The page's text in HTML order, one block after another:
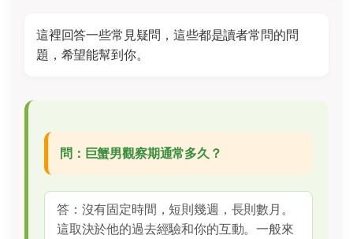
這裡回答一些常見疑問，這些都是讀者常問的問
題，希望能幫到你。
問：巨蟹男觀察期通常多久？
答：沒有固定時間，短則幾週，長則數月。
這取決於他的過去經驗和你的互動。一般來